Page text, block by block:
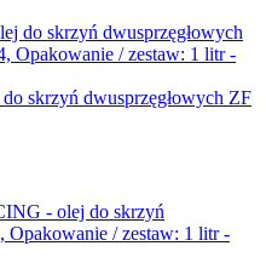
skrzyń dwusprzęgłowych ZF